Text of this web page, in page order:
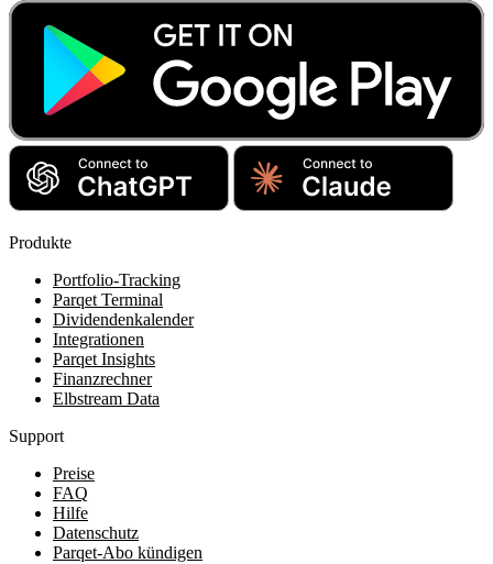
Produkte
Portfolio-Tracking
Parqet Terminal
Dividendenkalender
Integrationen
Parqet Insights
Finanzrechner
Elbstream Data
Support
Preise
FAQ
Hilfe
Datenschutz
Parqet-Abo kündigen